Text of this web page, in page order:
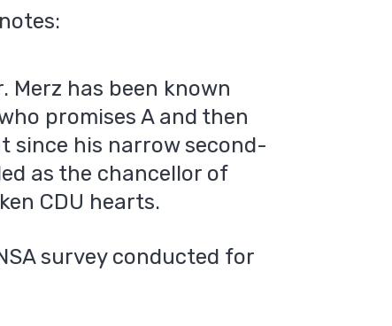
Merz has been known
promises A and then
since his narrow second-
as the chancellor of
CDU hearts.
survey conducted for